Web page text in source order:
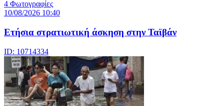
4 Φωτογραφίες
10/08/2026 10:40
Ετήσια στρατιωτική άσκηση στην Ταϊβάν
ID: 10714334